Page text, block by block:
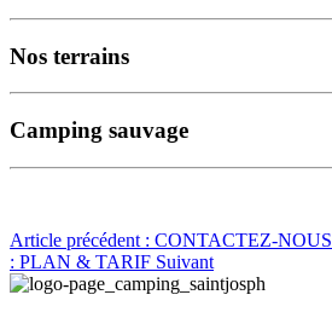
Nos terrains
Camping sauvage
Article précédent : CONTACTEZ-NOUS
: PLAN & TARIF Suivant